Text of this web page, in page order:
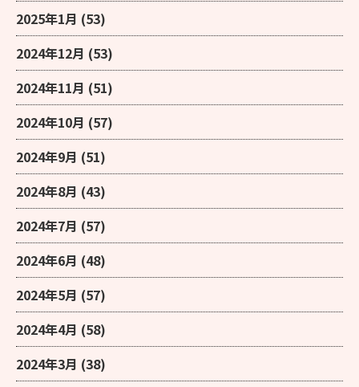
2025年1月 (53)
2024年12月 (53)
2024年11月 (51)
2024年10月 (57)
2024年9月 (51)
2024年8月 (43)
2024年7月 (57)
2024年6月 (48)
2024年5月 (57)
2024年4月 (58)
2024年3月 (38)